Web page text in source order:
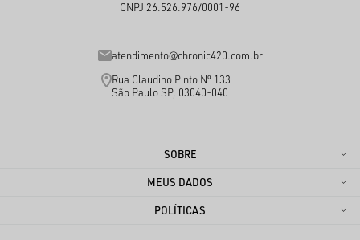
CNPJ 26.526.976/0001-96
atendimento@chronic420.com.br
Rua Claudino Pinto Nº 133
São Paulo SP, 03040-040
SOBRE
MEUS DADOS
POLÍTICAS